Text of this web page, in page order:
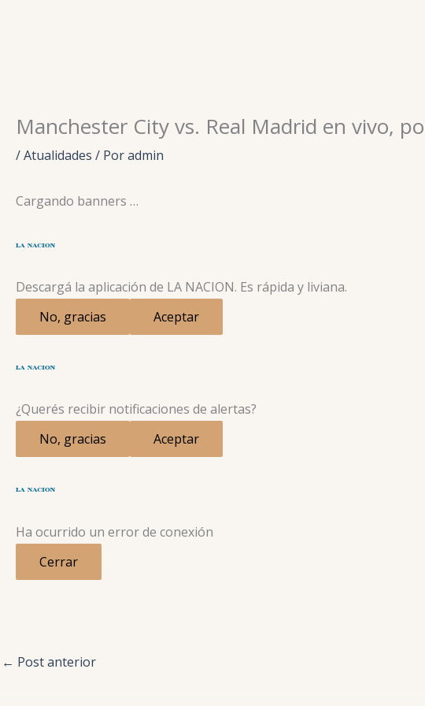
Manchester City vs. Real Madrid en vivo,
/Atualidades / Poradmin
Cargando banners …
Descargá la aplicación de LA NACION. Es rápida y liviana.
No, gracias
Aceptar
¿Querés recibir notificaciones de alertas?
No, gracias
Aceptar
Ha ocurrido un error de conexión
Cerrar
← Post anterior